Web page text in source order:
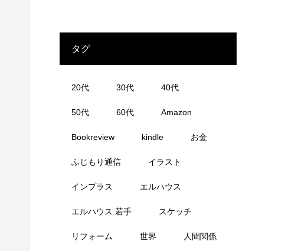
タグ
20代 30代 40代
50代 60代 Amazon
Bookreview kindle お金
ふじもり通信 イラスト
インプラス エルハウス
エルハウス 若手 スケッチ
リフォーム 世界 人間関係